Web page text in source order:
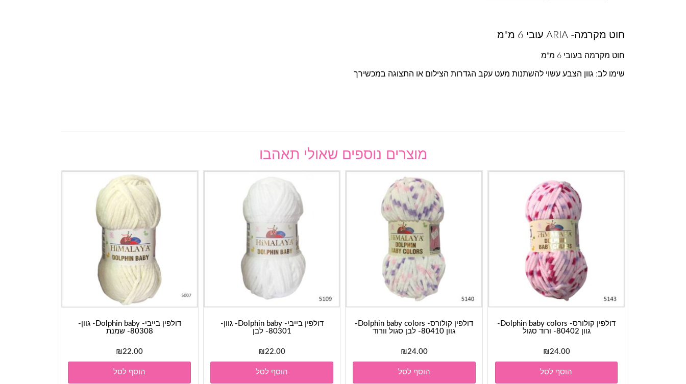
חוט מקרמה- ARIA עובי 6 מ"מ
חוט מקרמה בעובי 6 מ"מ
שימו לב: גוון הצבע עשוי להשתנות מעט עקב הגדרות הצילום או התצוגה במכשירך
מוצרים נוספים שאולי תאהבו
דולפין בייבי- Dolphin baby- גוון-
80308- שמנת
₪22.00
הוסף לסל
דולפין בייבי- Dolphin baby- גוון-
80301- לבן
₪22.00
הוסף לסל
דולפין קולורס- Dolphin baby colors-
גוון 80410- לבן סגול וורוד
₪24.00
הוסף לסל
דולפין קולורס- Dolphin baby colors-
גוון 80402- ורוד סגול
₪24.00
הוסף לסל